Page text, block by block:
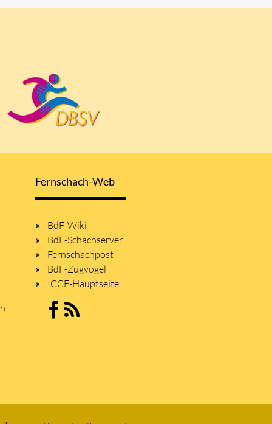
Fernschach-Web
BdF-Wiki
BdF-Schachserver
Fernschachpost
BdF-Zugvogel
ICCF-Hauptseite